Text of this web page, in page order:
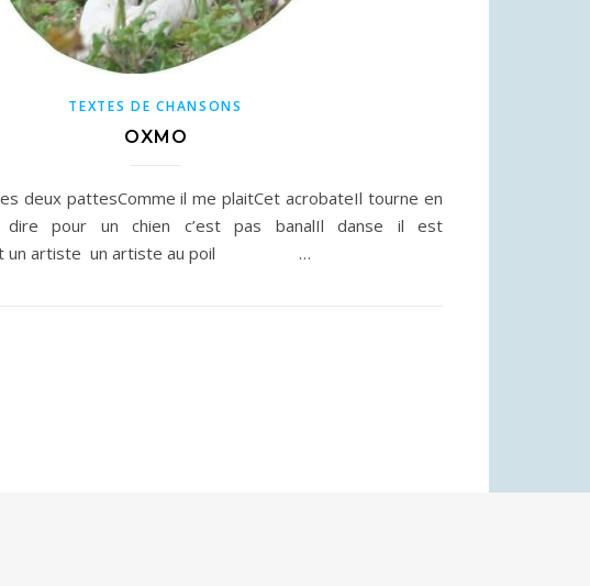
TEXTES DE CHANSONS
OXMO
deux pattesComme il me plaitCet acrobateIl tourne en
dire pour un chien c’est pas banalIl danse il est
un artiste un artiste au poil …